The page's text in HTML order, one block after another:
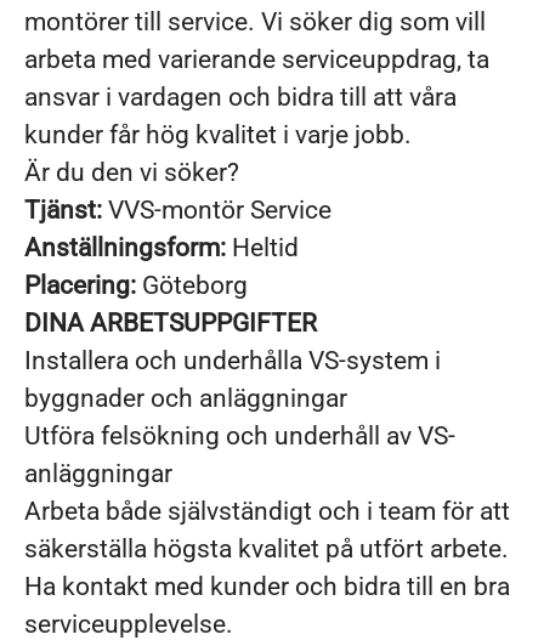
montörer till service. Vi söker dig som vill
arbeta med varierande serviceuppdrag, ta
ansvar i vardagen och bidra till att våra
kunder får hög kvalitet i varje jobb.
Är du den vi söker?
Tjänst: VVS-montör Service
Anställningsform: Heltid
Placering: Göteborg
DINA ARBETSUPPGIFTER
Installera och underhålla VS-system i
byggnader och anläggningar
Utföra felsökning och underhåll av VS-
anläggningar
Arbeta både självständigt och i team för att
säkerställa högsta kvalitet på utfört arbete.
Ha kontakt med kunder och bidra till en bra
serviceupplevelse.